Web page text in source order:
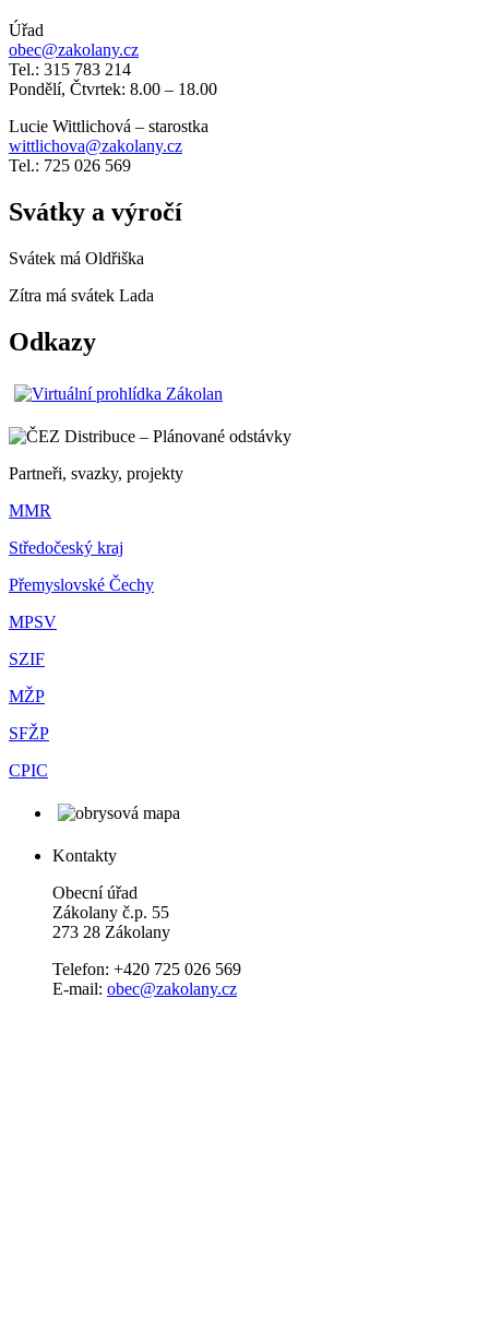
Úřad
obec@zakolany.cz
Tel.: 315 783 214
Pondělí, Čtvrtek: 8.00 – 18.00
Lucie Wittlichová – starostka
wittlichova@zakolany.cz
Tel.: 725 026 569
Svátky a výročí
Svátek má Oldřiška
Zítra má svátek Lada
Odkazy
Partneři, svazky, projekty
MMR
Středočeský kraj
Přemyslovské Čechy
MPSV
SZIF
MŽP
SFŽP
CPIC
Kontakty
Obecní úřad
Zákolany č.p. 55
273 28 Zákolany
Telefon: +420 725 026 569
E-mail: obec@zakolany.cz